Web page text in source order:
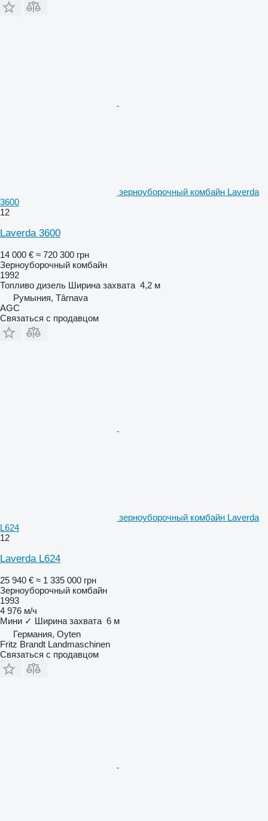
зерноуборочный комбайн Laverda
3600
12
Laverda 3600
14 000 € ≈ 720 300 грн
Зерноуборочный комбайн
1992
Топливо дизель Ширина захвата 4,2 м
Румыния, Târnava
AGC
Связаться с продавцом
зерноуборочный комбайн Laverda
L624
12
Laverda L624
25 940 € ≈ 1 335 000 грн
Зерноуборочный комбайн
1993
4 976 м/ч
Мини ✓ Ширина захвата 6 м
Германия, Oyten
Fritz Brandt Landmaschinen
Связаться с продавцом